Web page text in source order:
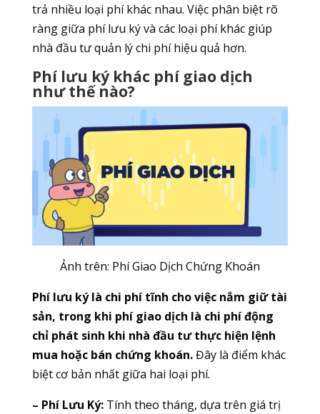
trả nhiều loại phí khác nhau. Việc phân biệt rõ
ràng giữa phí lưu ký và các loại phí khác giúp
nhà đầu tư quản lý chi phí hiệu quả hơn.
Phí lưu ký khác phí giao dịch
như thế nào?
Ảnh trên: Phí Giao Dịch Chứng Khoán
Phí lưu ký là chi phí tĩnh cho việc nắm giữ tài
sản, trong khi phí giao dịch là chi phí động
chỉ phát sinh khi nhà đầu tư thực hiện lệnh
mua hoặc bán chứng khoán.Đây là điểm khác
biệt cơ bản nhất giữa hai loại phí.
– Phí Lưu Ký:Tính theo tháng, dựa trên giá trị